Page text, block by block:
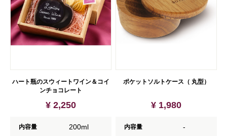
ハート瓶のスウィートワイン＆コイ
ンチョコレート
¥ 2,250
内容量 200ml
ポケットソルトケース（ 丸型）
¥ 1,980
内容量 -